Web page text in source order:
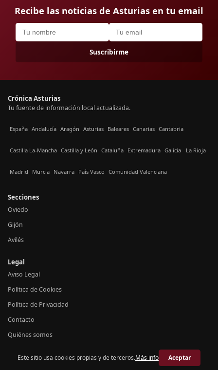
Recibe las noticias de Asturias en tu email
Suscribirme
Crónica Asturias
Tu fuente de información local actualizada.
España Andalucía Aragón Asturias Baleares Canarias Cantabria
Castilla La-Mancha Castilla y León Cataluña Extremadura Galicia La Rioja
Madrid Murcia Navarra País Vasco Comunidad Valenciana
Secciones
Oviedo
Gijón
Avilés
Legal
Aviso Legal
Política de Cookies
Política de Privacidad
Contacto
Quiénes somos
© 2026 Crónica Asturias
Este sitio usa cookies propias y de terceros.Más info Aceptar